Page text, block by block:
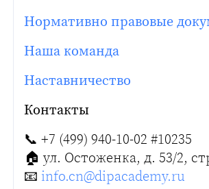
Нормативно правовые
Наша команда
Наставничество
Контакты
📞 +7 (499) 940-10-02 #10235
🏠️ ул. Остоженка, д. 53/2,
📧 info.cn@dipacademy.ru